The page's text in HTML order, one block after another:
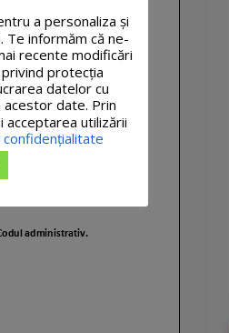
a personaliza și
informăm că ne-
recente modificări
protecția
datelor cu
acestor date. Prin
acceptarea utilizării
confidențialitate